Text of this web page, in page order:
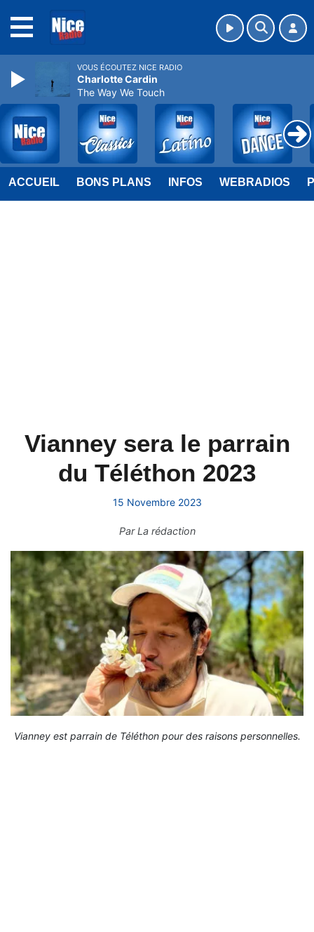
ACCUEIL BONS PLANS INFOS WEBRADIOS
Vianney sera le parrain
du Téléthon 2023
15 Novembre 2023
ParLa rédaction
Vianney est parrain de Téléthon pour des raisons personnelles.
VOUS ÉCOUTEZ NICE RADIO
Charlotte Cardin
The Way We Touch